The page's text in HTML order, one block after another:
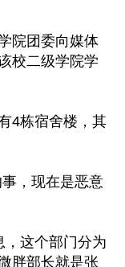
院团委向媒体
校二级学院学
4栋宿舍楼，其
，现在是恶意
，这个部门分为
胖部长就是张